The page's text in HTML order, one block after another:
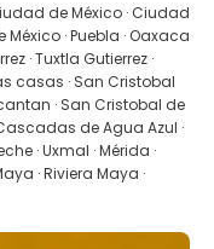
de México · Ciudad
· Puebla · Oaxaca
· Tuxtla Gutierrez ·
casas · San Cristobal
· San Cristobal de
de Agua Azul ·
· Uxmal · Mérida ·
· Riviera Maya ·